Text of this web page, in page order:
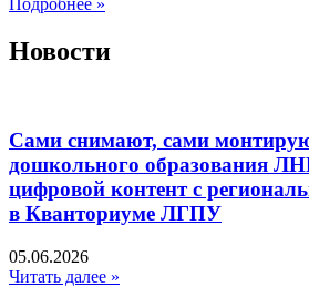
Новости
Сами снимают, сами
дошкольного образования
цифровой контент с
в Кванториуме ЛГПУ​
05.06.2026
Читать далее »